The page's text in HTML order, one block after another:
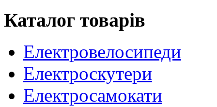
Каталог товарів
Електровелосипеди
Електроскутери
Електросамокати